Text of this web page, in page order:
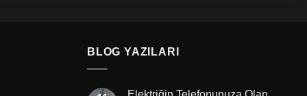
BLOG YAZILARI